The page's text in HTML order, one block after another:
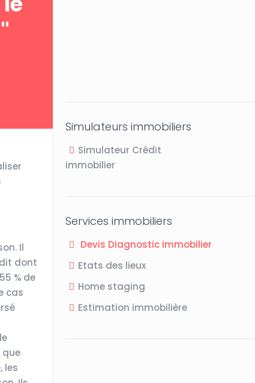
Il
dont
% de
cas
que
les
Simulateurs immobiliers
Simulateur Crédit
immobilier
Services immobiliers
Devis Diagnostic immobilier
Etats des lieux
Home staging
Estimation immobilière